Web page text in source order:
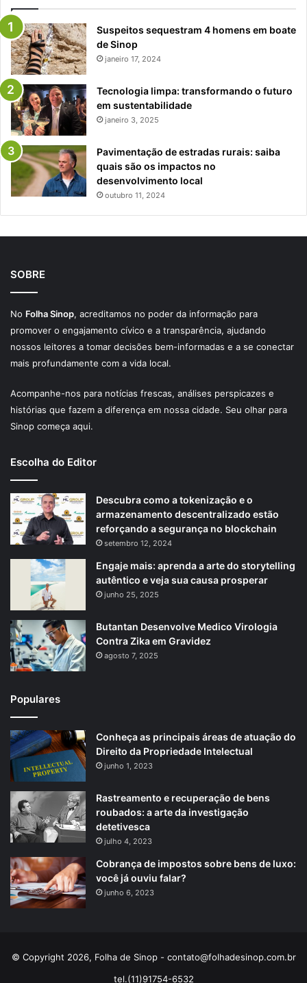
Suspeitos sequestram 4 homens em boate
de Sinop
janeiro 17, 2024
Tecnologia limpa: transformando o futuro
em sustentabilidade
janeiro 3, 2025
Pavimentação de estradas rurais: saiba
quais são os impactos no
desenvolvimento local
outubro 11, 2024
SOBRE
No Folha Sinop, acreditamos no poder da informação para
promover o engajamento cívico e a transparência, ajudando
nossos leitores a tomar decisões bem-informadas e a se conectar
mais profundamente com a vida local.
Acompanhe-nos para notícias frescas, análises perspicazes e
histórias que fazem a diferença em nossa cidade. Seu olhar para
Sinop começa aqui.
Escolha do Editor
Descubra como a tokenização e o
armazenamento descentralizado estão
reforçando a segurança no blockchain
setembro 12, 2024
Engaje mais: aprenda a arte do storytelling
autêntico e veja sua causa prosperar
junho 25, 2025
Butantan Desenvolve Medico Virologia
Contra Zika em Gravidez
agosto 7, 2025
Populares
Conheça as principais áreas de atuação do
Direito da Propriedade Intelectual
junho 1, 2023
Rastreamento e recuperação de bens
roubados: a arte da investigação
detetivesca
julho 4, 2023
Cobrança de impostos sobre bens de luxo:
você já ouviu falar?
junho 6, 2023
© Copyright 2026, Folha de Sinop - contato@folhadesinop.com.br
tel.(11)91754-6532